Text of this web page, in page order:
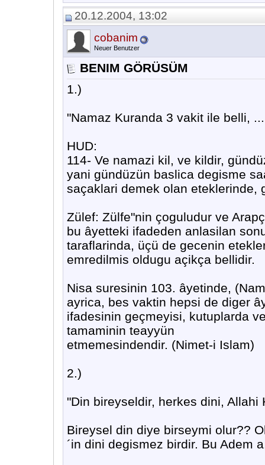
20.12.2004, 13:02
cobanim
Neuer Benutzer
BENIM GÖRÜSÜM
1.)
"Namaz Kuranda 3 vakit ile belli,
HUD:
114- Ve namazi kil, ve kildir,
yani gündüzün baslica degisme
saçaklari demek olan eteklerinde,
Zülef: Zülfe"nin çoguludur ve
bu âyetteki ifadeden anlasilan
taraflarinda, üçü de gecenin
emredilmis oldugu açikça bellidir.
Nisa suresinin 103. âyetinde,
ayrica, bes vaktin hepsi de diger
ifadesinin geçmeyisi, kutuplarda
tamaminin teayyün
etmemesindendir. (Nimet-i Islam)
2.)
"Din bireyseldir, herkes dini,
Bireysel din diye birseymi olur??
´in dini degismez birdir. Bu Adem